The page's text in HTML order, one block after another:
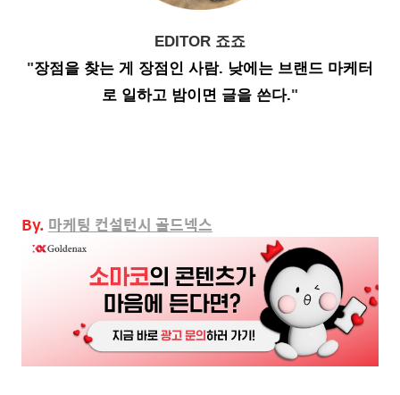
EDITOR 죠죠
"장점을 찾는 게 장점인 사람. 낮에는 브랜드 마케터
로 일하고 밤이면 글을 쓴다."
By. 마케팅 컨설턴시 골드넥스